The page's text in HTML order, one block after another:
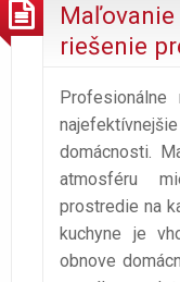
riešenie
domácnosti.
atmosféru
prostredie na
kuchyne je
obnove